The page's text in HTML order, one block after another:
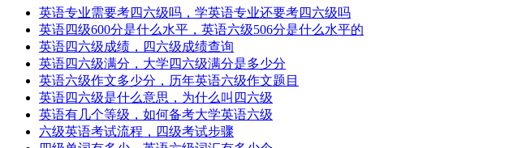
英语专业需要考四六级吗，学英语专业还要考四六级吗
英语四级600分是什么水平，英语六级506分是什么水平的
英语四六级成绩，四六级成绩查询
英语四六级满分，大学四六级满分是多少分
英语六级作文多少分，历年英语六级作文题目
英语四六级是什么意思，为什么叫四六级
英语有几个等级，如何备考大学英语六级
六级英语考试流程，四级考试步骤